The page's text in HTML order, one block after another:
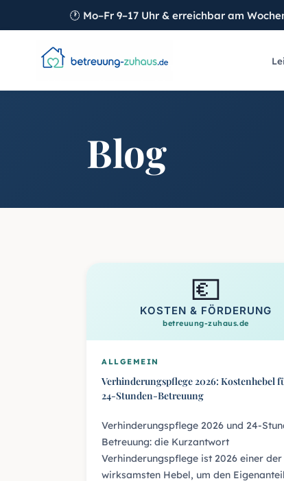
🕐 Mo–Fr 9–17 Uhr & erreichbar am
Blog
💶
KOSTEN & FÖRDERUNG
betreuung-zuhaus.de
ALLGEMEIN
Verhinderungspflege 2026: Kostenhebel
24-Stunden-Betreuung
Verhinderungspflege 2026 und 24-
Betreuung: die Kurzantwort
Verhinderungspflege ist 2026 einer der
wirksamsten Hebel, um den